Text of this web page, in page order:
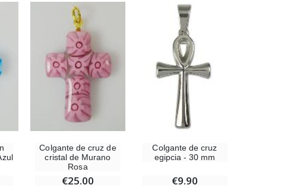
Colgante de cruz de
cristal de Murano
Rosa
€25.00
Colgante de cruz
egipcia - 30 mm
€9.90